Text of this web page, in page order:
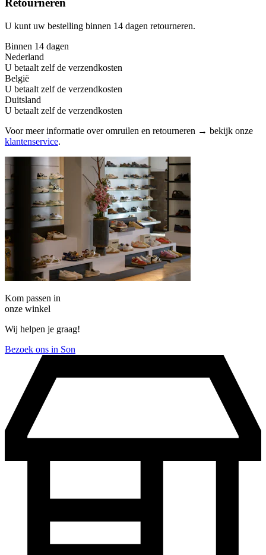
Retourneren
U kunt uw bestelling binnen 14 dagen retourneren.
Binnen 14 dagen
Nederland
U betaalt zelf de verzendkosten
België
U betaalt zelf de verzendkosten
Duitsland
U betaalt zelf de verzendkosten
Voor meer informatie over omruilen en retourneren → bekijk onze
klantenservice.
Kom passen in
onze winkel
Wij helpen je graag!
Bezoek ons in Son